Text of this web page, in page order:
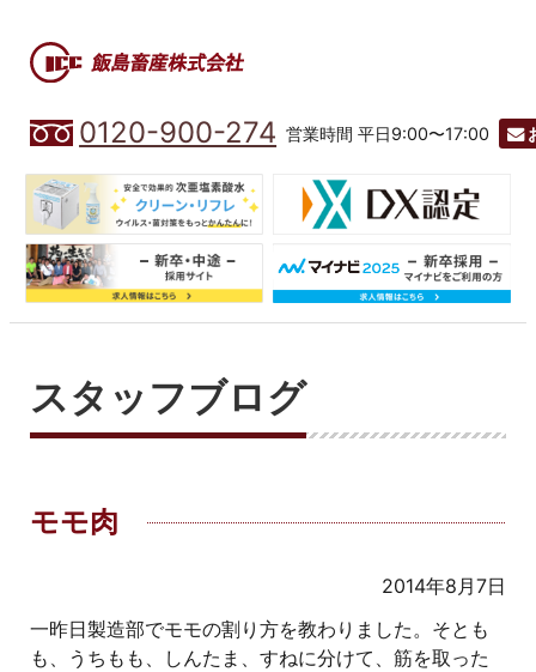
0120-900-274 営業時間 平日9:00〜17:00
スタッフブログ
モモ肉
2014年8月7日
一昨日製造部でモモの割り方を教わりました。そとも
も、うちもも、しんたま、すねに分けて、筋を取った